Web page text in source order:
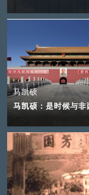
马凯硕
马凯硕：是时候与非